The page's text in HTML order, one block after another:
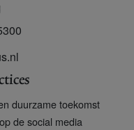
duurzame toekomst
de social media